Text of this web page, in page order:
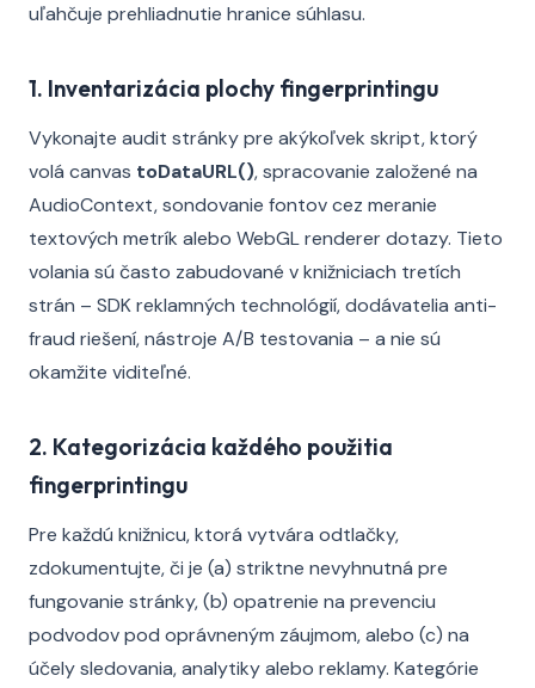
uľahčuje prehliadnutie hranice súhlasu.
1. Inventarizácia plochy fingerprintingu
Vykonajte audit stránky pre akýkoľvek skript, ktorý
volá canvas toDataURL(), spracovanie založené na
AudioContext, sondovanie fontov cez meranie
textových metrík alebo WebGL renderer dotazy. Tieto
volania sú často zabudované v knižniciach tretích
strán – SDK reklamných technológií, dodávatelia anti-
fraud riešení, nástroje A/B testovania – a nie sú
okamžite viditeľné.
2. Kategorizácia každého použitia
fingerprintingu
Pre každú knižnicu, ktorá vytvára odtlačky,
zdokumentujte, či je (a) striktne nevyhnutná pre
fungovanie stránky, (b) opatrenie na prevenciu
podvodov pod oprávneným záujmom, alebo (c) na
účely sledovania, analytiky alebo reklamy. Kategórie